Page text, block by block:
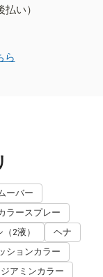
い）
ら
ーバー
ラースプレー
2液）
ヘナ
ションカラー
ジアミンカラー